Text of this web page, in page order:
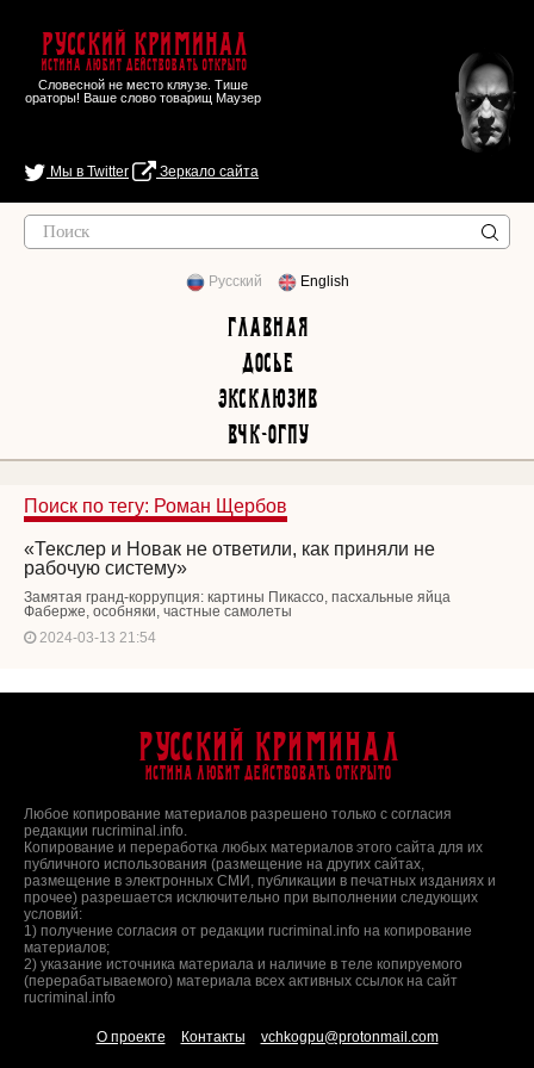
Русский Криминал
Истина любит действовать открыто
Словесной не место кляузе. Тише
ораторы! Ваше слово товарищ Маузер
Мы в Twitter Зеркало сайта
Русский English
Главная
Досье
Эксклюзив
ВЧК-ОГПУ
Поиск по тегу: Роман Щербов
«Текслер и Новак не ответили, как приняли не
рабочую систему»
Замятая гранд-коррупция: картины Пикассо, пасхальные яйца
Фаберже, особняки, частные самолеты
2024-03-13 21:54
Русский Криминал
Истина любит действовать открыто
Любое копирование материалов разрешено только с согласия
редакции rucriminal.info.
Копирование и переработка любых материалов этого сайта для их
публичного использования (размещение на других сайтах,
размещение в электронных СМИ, публикации в печатных изданиях и
прочее) разрешается исключительно при выполнении следующих
условий:
1) получение согласия от редакции rucriminal.info на копирование
материалов;
2) указание источника материала и наличие в теле копируемого
(перерабатываемого) материала всех активных ссылок на сайт
rucriminal.info
О проекте Контакты vchkogpu@protonmail.com